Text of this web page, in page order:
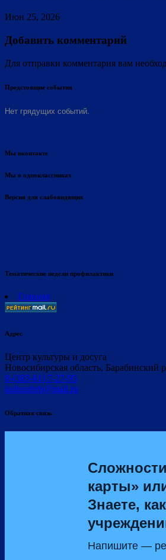
Июн 25, 2026
Добавить комментарий
Для отправки комментария вам
Предстоящие события
Нет грядущих событий.
Мы вконтакте
Мы в одноклассниках
Версия для слабовидящих
Тематические недели профилактики
Главная
Адрес
Центр культуры и досуга
Новосибирская область, Барабинский
8-(383-61) 7-27-95
kulturabrb@mail.ru
Обратная связь
карты»
Знаете,
Напишите —